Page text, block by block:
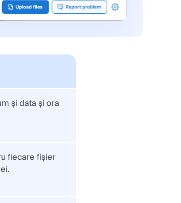
și data și ora
fiecare fișier